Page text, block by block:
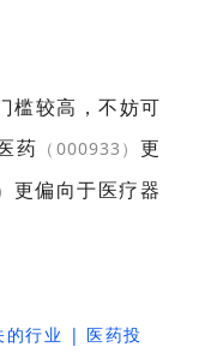
槛较高，不妨可
药 （000933）更
更偏向于医疗器
的行业 | 医药投